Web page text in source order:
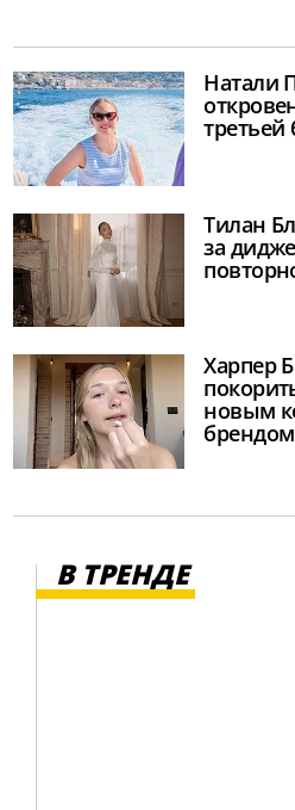
Натали
третьей
Тилан
за
Харпер
новым
брендом
В ТРЕНДЕ